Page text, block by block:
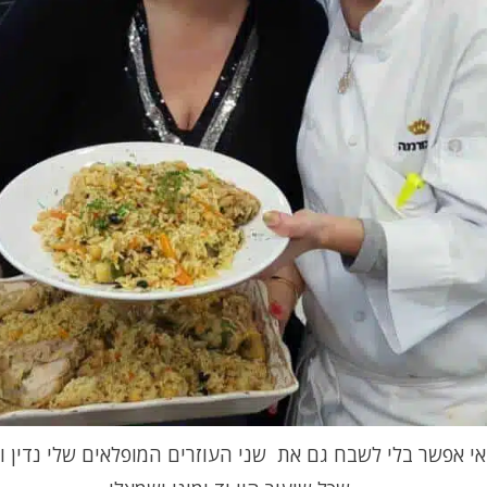
אפשר בלי לשבח גם את שני העוזרים המופלאים שלי נדין